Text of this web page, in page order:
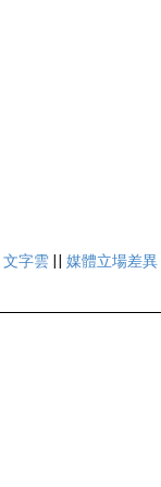
文字雲 || 媒體立場差異